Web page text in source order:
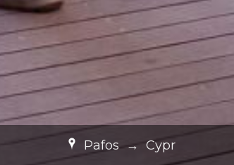
Pafos → Cypr